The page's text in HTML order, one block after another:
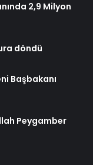
2,9 Milyon
döndü
Başbakanı
Peygamber